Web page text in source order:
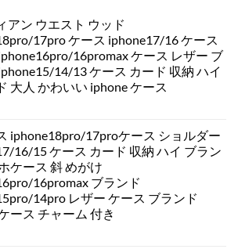
アン ウエスト ウッド
17pro ケース iphone17/16 ケース
16promax ケース レザー ブ
14/13 ケース カード 収納 ハイ
大人 かわいい iphone ケース
iphone18pro/17proケース ショルダー
16/15 ケース カード 収納 ハイ ブラン
ケース 斜 めがけ
16promax ブランド
14pro レザー ケース ブランド
ース チャーム 付き